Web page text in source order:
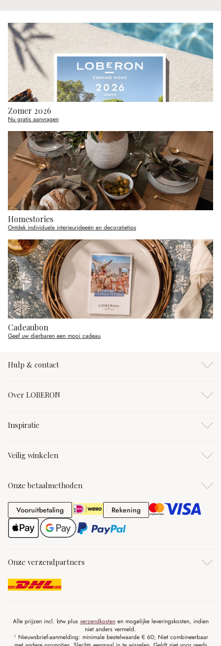
Zomer 2026
Nu gratis aanvragen
Homestories
Ontdek individuele interieurideeën en decoratietips
Cadeaubon
Geef uw dierbaren een mooi cadeau
Hulp & contact
Over LOBERON
Inspiratie
Veilig winkelen
Onze betaalmethoden
VooruitbetalingVooruitbetaling RekeningRekening
Onze verzendpartners
Alle prijzen incl. btw plus verzendkostenen mogelijke leveringskosten, indien
niet anders vermeld.
¹ Nieuwsbrief-aanmelding: minimale bestelwaarde € 60; Niet combineerbaar